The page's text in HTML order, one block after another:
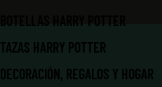
BOTELLAS HARRY POTTER
TAZAS HARRY POTTER
DECORACIÓN, REGALOS Y HOGAR